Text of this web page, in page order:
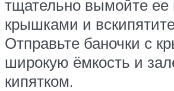
тщательно вымойте ее
крышками и
Отправьте баночки с
широкую ёмкость и
кипятком.